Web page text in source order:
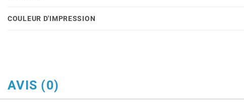
COULEUR D'IMPRESSION
AVIS (0)